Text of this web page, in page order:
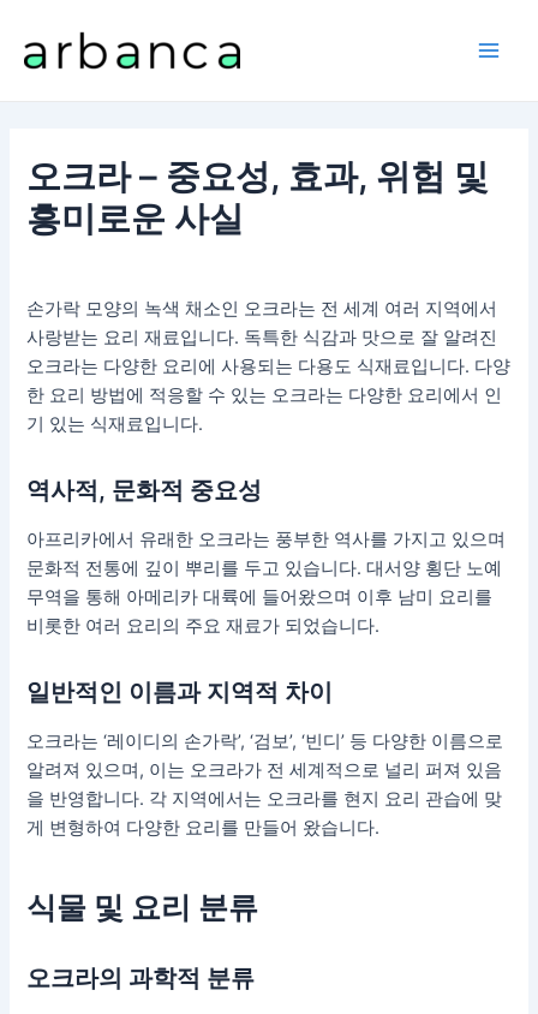
오크라 – 중요성, 효과, 위험 및
흥미로운 사실
손가락 모양의 녹색 채소인 오크라는 전 세계 여러 지역에서
사랑받는 요리 재료입니다. 독특한 식감과 맛으로 잘 알려진
오크라는 다양한 요리에 사용되는 다용도 식재료입니다. 다양
한 요리 방법에 적응할 수 있는 오크라는 다양한 요리에서 인
기 있는 식재료입니다.
역사적, 문화적 중요성
아프리카에서 유래한 오크라는 풍부한 역사를 가지고 있으며
문화적 전통에 깊이 뿌리를 두고 있습니다. 대서양 횡단 노예
무역을 통해 아메리카 대륙에 들어왔으며 이후 남미 요리를
비롯한 여러 요리의 주요 재료가 되었습니다.
일반적인 이름과 지역적 차이
오크라는 ‘레이디의 손가락’, ‘검보’, ‘빈디’ 등 다양한 이름으로
알려져 있으며, 이는 오크라가 전 세계적으로 널리 퍼져 있음
을 반영합니다. 각 지역에서는 오크라를 현지 요리 관습에 맞
게 변형하여 다양한 요리를 만들어 왔습니다.
식물 및 요리 분류
오크라의 과학적 분류